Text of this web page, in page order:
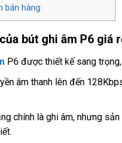
bán hàng:
bút ghi âm P6 giá
P6 được thiết kế sang
âm thanh lên đến
chính là ghi âm, nhưng